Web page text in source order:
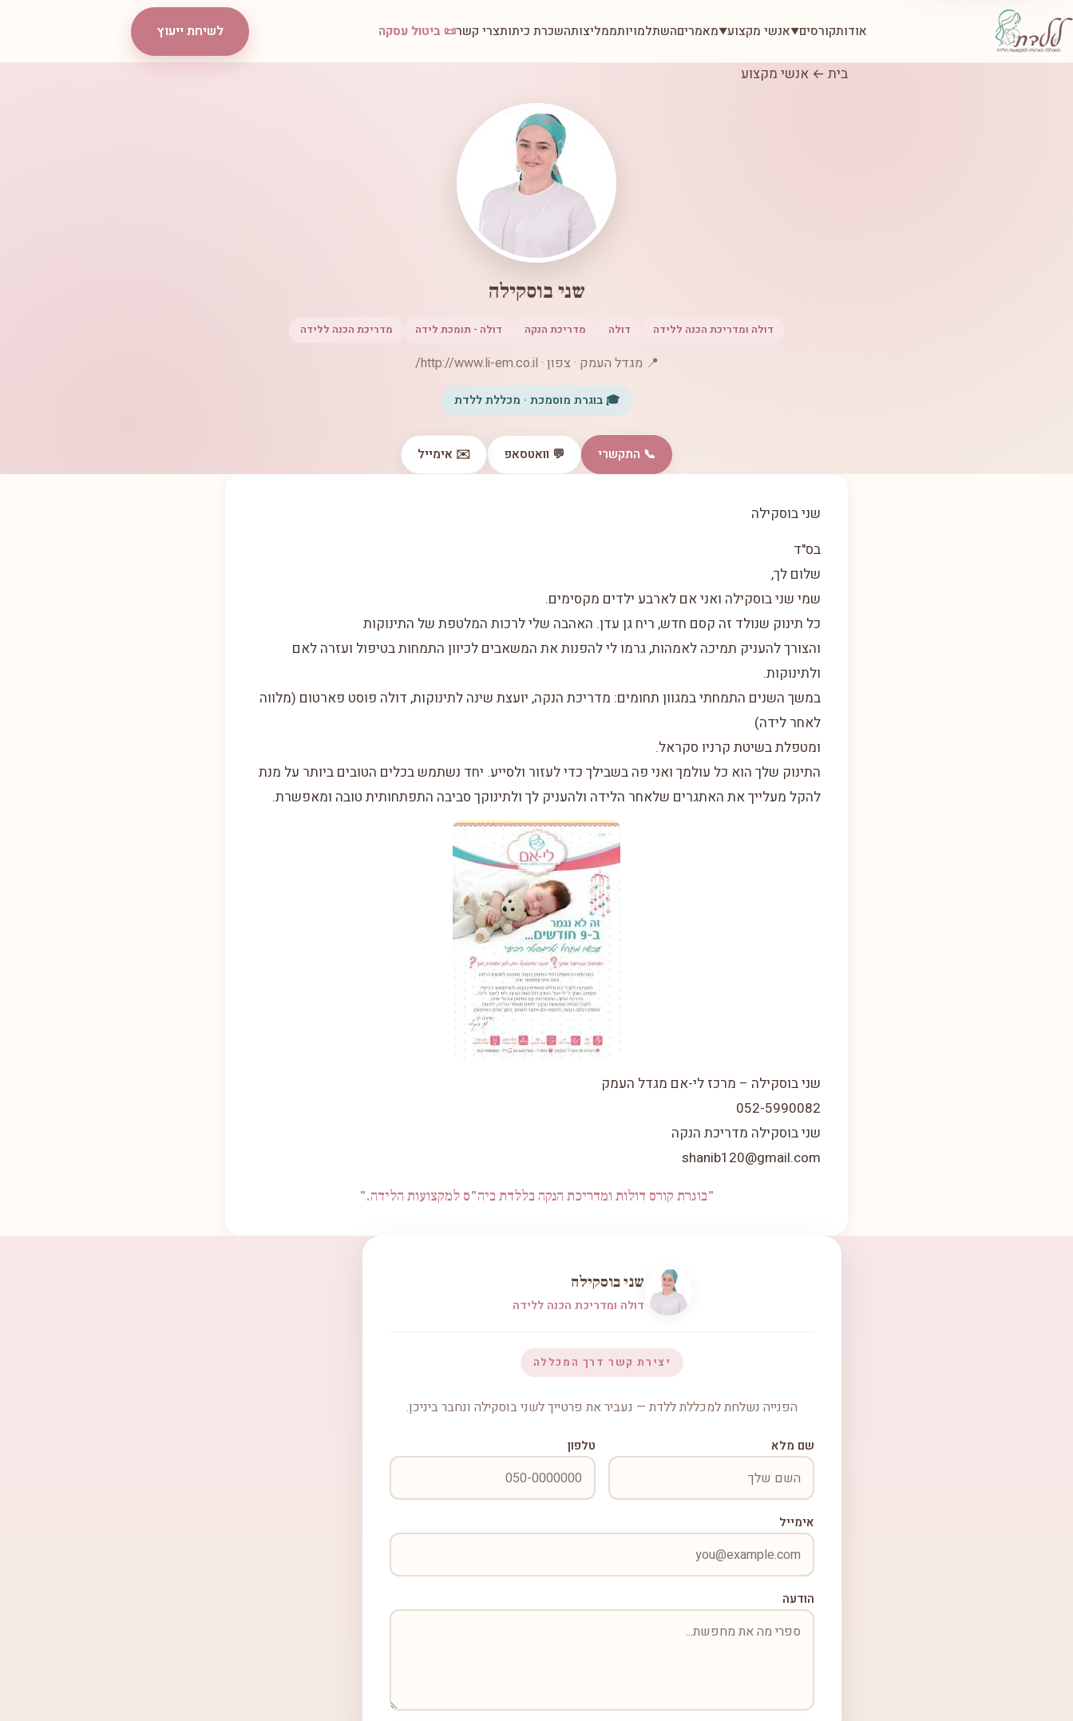
אודותקורסים▼אנשי מקצוע▼מאמריםהשתלמויותממליצותהשכרת כיתותצרי קשר📜 ביטול עסקה לשיחת ייעוץ
בית ← אנשי מקצוע
שני בוסקילה
דולה ומדריכת הכנה ללידה דולה מדריכת הנקה דולה - תומכת לידה מדריכת הכנה ללידה
📍 מגדל העמק · צפון · http://www.li-em.co.il/
🎓 בוגרת מוסמכת · מכללת ללדת
📞 התקשרי 💬 וואטסאפ ✉️ אימייל
שני בוסקילה
בס"ד
שלום לך,
שמי שני בוסקילה ואני אם לארבע ילדים מקסימים.
כל תינוק שנולד זה קסם חדש, ריח גן עדן. האהבה שלי לרכות המלטפת של התינוקות
והצורך להעניק תמיכה לאמהות, גרמו לי להפנות את המשאבים לכיוון התמחות בטיפול ועזרה לאם
ולתינוקות.
במשך השנים התמחתי במגוון תחומים: מדריכת הנקה, יועצת שינה לתינוקות, דולה פוסט פארטום (מלווה
לאחר לידה)
ומטפלת בשיטת קרניו סקראל.
התינוק שלך הוא כל עולמך ואני פה בשבילך כדי לעזור ולסייע. יחד נשתמש בכלים הטובים ביותר על מנת
להקל מעלייך את האתגרים שלאחר הלידה ולהעניק לך ולתינוקך סביבה התפתחותית טובה ומאפשרת.
שני בוסקילה – מרכז לי-אם מגדל העמק
052-5990082
שני בוסקילה מדריכת הנקה
shanib120@gmail.com
"בוגרת קורס דולות ומדריכת הנקה בללדת ביה"ס למקצועות הלידה."
שני בוסקילה
דולה ומדריכת הכנה ללידה
יצירת קשר דרך המכללה
הפנייה נשלחת למכללת ללדת — נעביר את פרטייך לשני בוסקילה ונחבר ביניכן.
שם מלא טלפון
אימייל
הודעה